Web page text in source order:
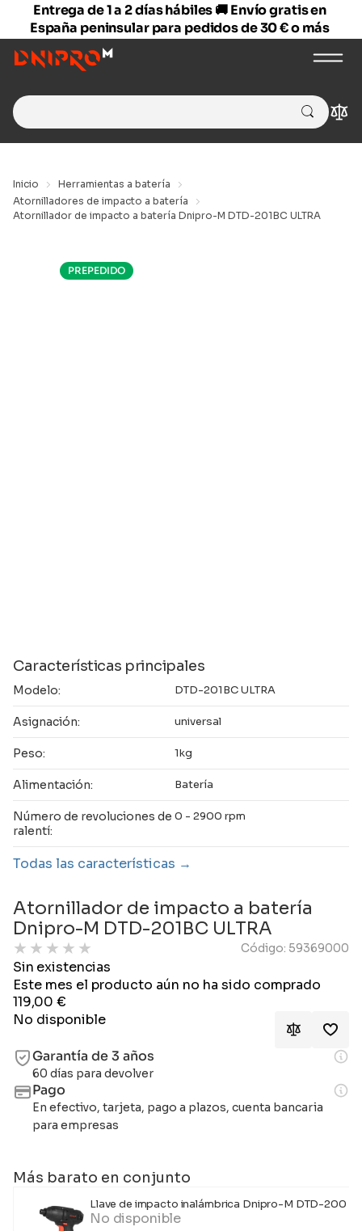
Entrega de 1 a 2 días hábiles 🚚 Envío gratis en
España peninsular para pedidos de 30 € o más
Search
for:
Inicio
Herramientas a batería
Atornilladores de impacto a batería
Atornillador de impacto a batería Dnipro-M DTD-201BC ULTRA
PREPEDIDO
Características principales
Modelo: DTD-201BC ULTRA
Asignación: universal
Peso: 1kg
Alimentación: Batería
Número de revoluciones de
ralentí:
0 - 2900 rpm
Todas las características
Atornillador de impacto a batería
Dnipro-M DTD-201BC ULTRA
★ ★ ★ ★ ★ Código: 59369000
Sin existencias
Este mes el producto aún no ha sido comprado
119,00€
No disponible
Garantía de 3 años
60 días para devolver
Pago
En efectivo, tarjeta, pago a plazos, cuenta bancaria
para empresas
Más barato en conjunto
Llave de impacto inalámbrica Dnipro-M DTD-200
No disponible